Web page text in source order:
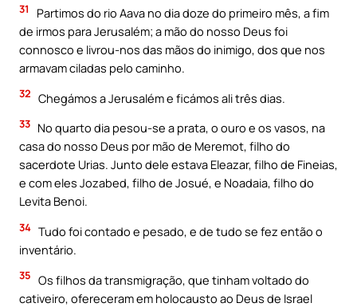
31
Partimos do rio Aava no dia doze do primeiro mês, a fim
de irmos para Jerusalém; a mão do nosso Deus foi
connosco e livrou-nos das mãos do inimigo, dos que nos
armavam ciladas pelo caminho.
32 Chegámos a Jerusalém e ficámos ali três dias.
33 No quarto dia pesou-se a prata, o ouro e os vasos, na
casa do nosso Deus por mão de Meremot, filho do
sacerdote Urias. Junto dele estava Eleazar, filho de Fineias,
e com eles Jozabed, filho de Josué, e Noadaia, filho do
Levita Benoi.
34 Tudo foi contado e pesado, e de tudo se fez então o
inventário.
35 Os filhos da transmigração, que tinham voltado do
cativeiro, ofereceram em holocausto ao Deus de Israel